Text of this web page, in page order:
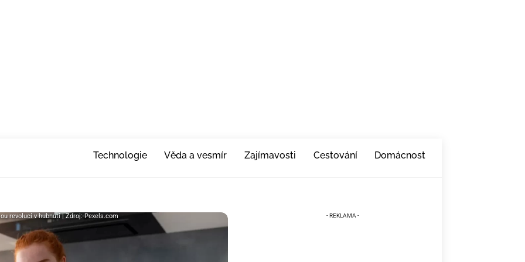
Technologie Věda a vesmír Zajímavosti Cestování Domácnost
revolucí v hubnutí | Zdroj: Pexels.com